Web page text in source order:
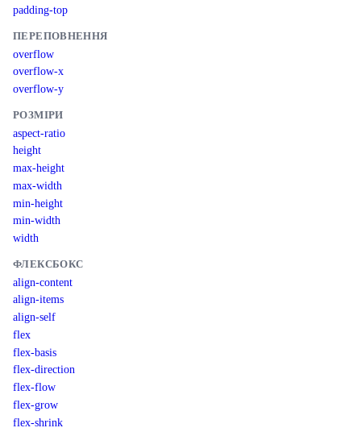
padding-top
ПЕРЕПОВНЕННЯ
overflow
overflow-x
overflow-y
РОЗМІРИ
aspect-ratio
height
max-height
max-width
min-height
min-width
width
ФЛЕКСБОКС
align-content
align-items
align-self
flex
flex-basis
flex-direction
flex-flow
flex-grow
flex-shrink